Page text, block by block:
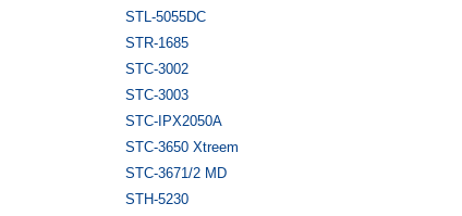
STL-5055DC
STR-1685
STC-3002
STC-3003
STC-IPX2050A
STC-3650 Xtreem
STC-3671/2 MD
STH-5230